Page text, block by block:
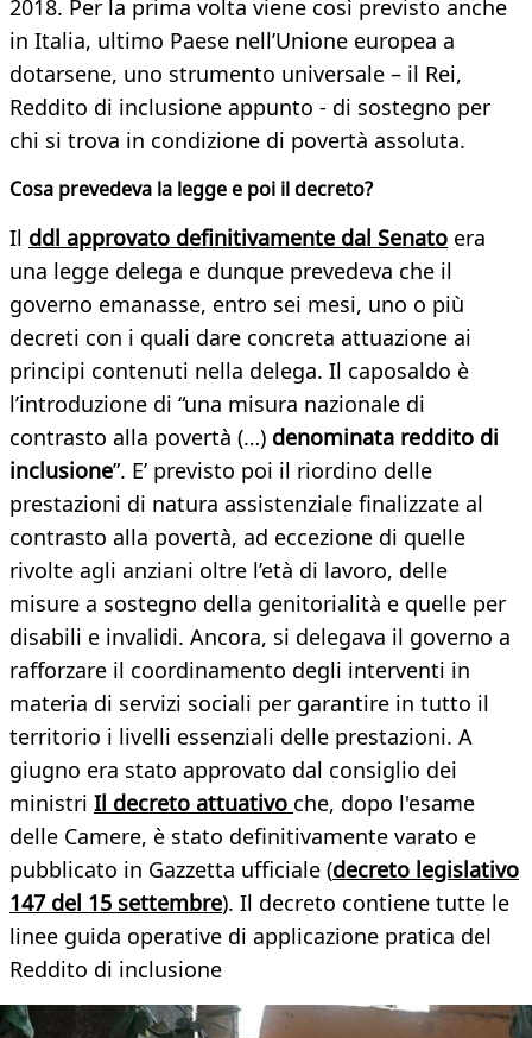
2018. Per la prima volta viene così previsto anche
in Italia, ultimo Paese nell’Unione europea a
dotarsene, uno strumento universale – il Rei,
Reddito di inclusione appunto - di sostegno per
chi si trova in condizione di povertà assoluta.
Cosa prevedeva la legge e poi il decreto?
Il ddl approvato definitivamente dal Senato era
una legge delega e dunque prevedeva che il
governo emanasse, entro sei mesi, uno o più
decreti con i quali dare concreta attuazione ai
principi contenuti nella delega. Il caposaldo è
l’introduzione di “una misura nazionale di
contrasto alla povertà (…) denominata reddito di
inclusione”. E’ previsto poi il riordino delle
prestazioni di natura assistenziale finalizzate al
contrasto alla povertà, ad eccezione di quelle
rivolte agli anziani oltre l’età di lavoro, delle
misure a sostegno della genitorialità e quelle per
disabili e invalidi. Ancora, si delegava il governo a
rafforzare il coordinamento degli interventi in
materia di servizi sociali per garantire in tutto il
territorio i livelli essenziali delle prestazioni. A
giugno era stato approvato dal consiglio dei
ministri Il decreto attuativo che, dopo l'esame
delle Camere, è stato definitivamente varato e
pubblicato in Gazzetta ufficiale (decreto legislativo
147 del 15 settembre). Il decreto contiene tutte le
linee guida operative di applicazione pratica del
Reddito di inclusione